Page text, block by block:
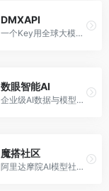
DMXAPI
一个Key用全球大模型的聚合平台。面向开发者，提供多模型统一API、简化接入、成本控制等服务，接入便捷。
数眼智能AI
企业级AI数据与模型服务平台，专注于数据驱动AI。面向企业用户，提供数据管理、模型训练、部署服务等，数据治理能力强。
魔搭社区
阿里达摩院AI模型社区，专注于中文AI生态。面向中文开发者，提供开源模型、数据集、开发工具等资源，中文模型丰富。